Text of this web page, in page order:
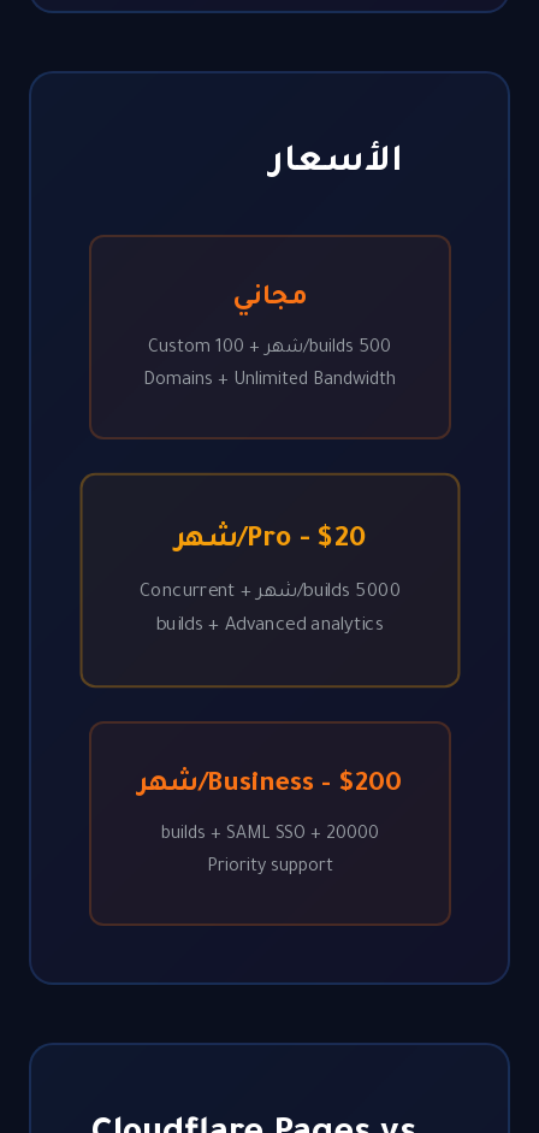
الأسعار
500 builds/شهر + 100 Custom
Domains + Unlimited Bandwidth
Pro - $20/شهر
5000 builds/شهر + Concurrent
builds + Advanced analytics
Business - $200/شهر
20000 builds + SAML SSO +
Priority support